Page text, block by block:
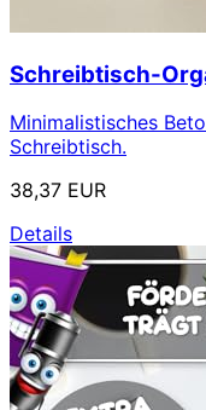
Schreibtisch-
Minimalistisches
Schreibtisch.
38,37 EUR
Details